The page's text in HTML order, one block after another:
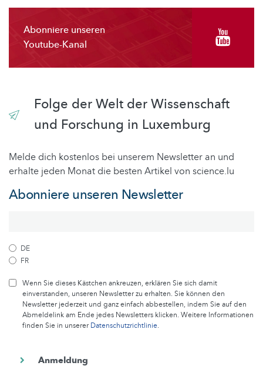
Abonniere unseren
Youtube-Kanal
Folge der Welt der Wissenschaft
und Forschung in Luxemburg
Melde dich kostenlos bei unserem Newsletter an und
erhalte jeden Monat die besten Artikel von science.lu
Abonniere unseren Newsletter
DE
FR
Wenn Sie dieses Kästchen ankreuzen, erklären Sie sich damit
einverstanden, unseren Newsletter zu erhalten. Sie können den
Newsletter jederzeit und ganz einfach abbestellen, indem Sie auf den
Abmeldelink am Ende jedes Newsletters klicken. Weitere Informationen
finden Sie in unsererDatenschutzrichtlinie.